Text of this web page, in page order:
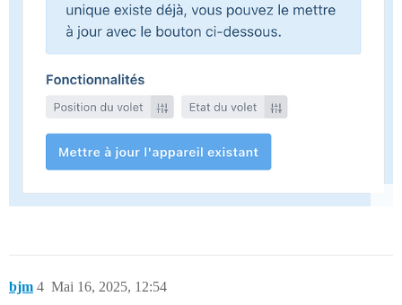
bjm Mai 16, 2025, 12:54
4